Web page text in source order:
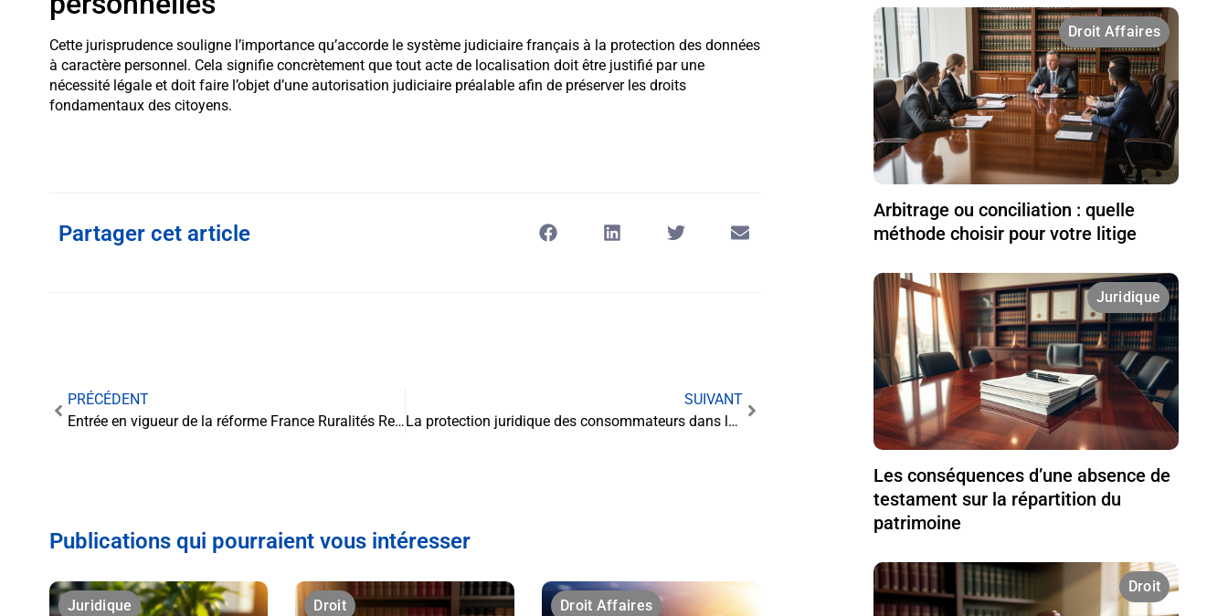
Cette jurisprudence souligne l’importance qu’accorde le système judiciaire français à la protection des données
à caractère personnel. Cela signifie concrètement que tout acte de localisation doit être justifié par une
nécessité légale et doit faire l’objet d’une autorisation judiciaire préalable afin de préserver les droits
fondamentaux des citoyens.
Partager cet article
PRÉCÉDENT
Entrée en vigueur de la réforme France Ruralités Revitalisation : un souffle nouveau pour les territoires ruraux dès le 1er juillet
SUIVANT
La protection juridique des consommateurs dans les transactions en ligne : enjeux et conseils
Publications qui pourraient vous intéresser
Juridique Droit Droit Affaires
Droit Affaires
Arbitrage ou conciliation : quelle
méthode choisir pour votre litige
Juridique
Les conséquences d’une absence de
testament sur la répartition du
patrimoine
Droit